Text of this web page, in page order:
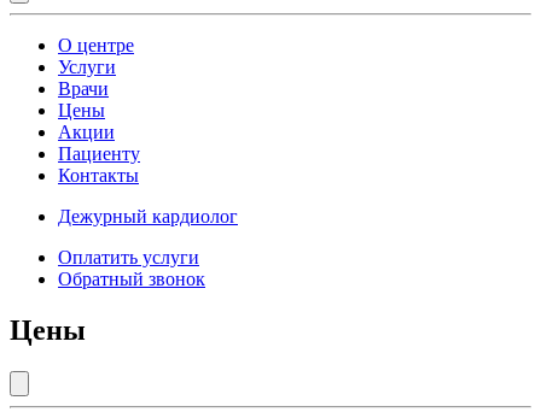
О центре
Услуги
Врачи
Цены
Акции
Пациенту
Контакты
Дежурный кардиолог
Оплатить услуги
Обратный звонок
Цены